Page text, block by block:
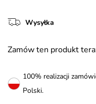
Wysyłka
Zamów ten produkt
100% realizacji
Polski.